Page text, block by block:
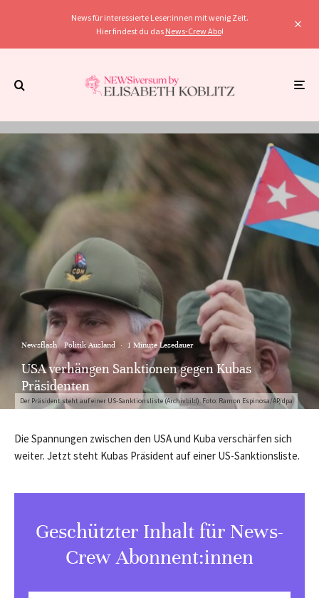
News für interessierte Leser:innen mit wenig Zeit.
Hier findest du das News-Crew Abo!
Der Präsident steht auf einer US-Sanktionsliste (Archivbild). Foto: Ramon Espinosa/AP/dpa
Newsflash Politik Ausland · 1 Minute Lesedauer
USA verhängen Sanktionen gegen Kubas
Präsidenten
Die Spannungen zwischen den USA und Kuba verschärfen sich
weiter. Jetzt steht Kubas Präsident auf einer US-Sanktionsliste.
Geschützter Inhalt für News-
Crew Abonnent:innen